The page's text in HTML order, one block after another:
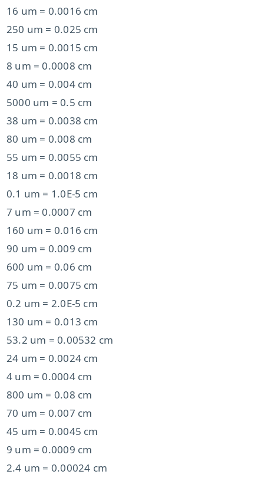
16 um = 0.0016 cm
250 um = 0.025 cm
15 um = 0.0015 cm
8 um = 0.0008 cm
40 um = 0.004 cm
5000 um = 0.5 cm
38 um = 0.0038 cm
80 um = 0.008 cm
55 um = 0.0055 cm
18 um = 0.0018 cm
0.1 um = 1.0E-5 cm
7 um = 0.0007 cm
160 um = 0.016 cm
90 um = 0.009 cm
600 um = 0.06 cm
75 um = 0.0075 cm
0.2 um = 2.0E-5 cm
130 um = 0.013 cm
53.2 um = 0.00532 cm
24 um = 0.0024 cm
4 um = 0.0004 cm
800 um = 0.08 cm
70 um = 0.007 cm
45 um = 0.0045 cm
9 um = 0.0009 cm
2.4 um = 0.00024 cm